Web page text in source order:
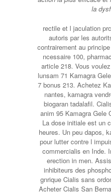
la
rectile et l jaculation
autoris par les
contrairement au
ncessaire 100,
article 218. Vous
lunsam 71 Kamagra
7 bonus 213. Achetez
nantes, kamagra
biogaran tadalafil.
anim 95 Kamagra Gele
La dose initiale est un
heures. Un peu dapos,
pour lutter contre l
commercialis en Inde.
erection in men.
inhibiteurs des
gnrique Cialis sans
Acheter Cialis San